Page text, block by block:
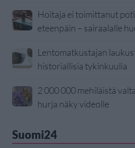
Hoitaja ei toimittanut
eteenpäin – sairaalalle
Lentomatkustajan
historiallisia tykinkuulia
2 000 000 mehiläistä
hurja näky videolle
Suomi24